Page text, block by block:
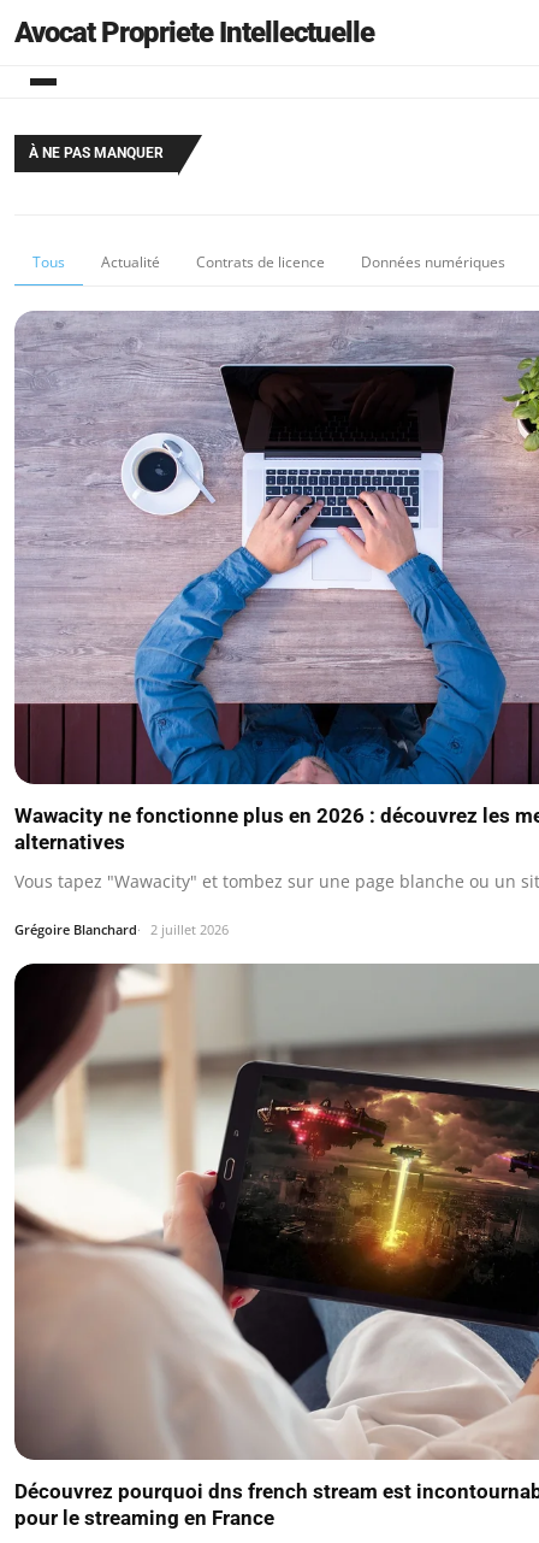
Avocat Propriete Intellectuelle
À NE PAS MANQUER
Tous Actualité Contrats de licence Données numériques
Wawacity ne fonctionne plus en 2026 : découvrez les
alternatives
Vous tapez "Wawacity" et tombez sur une page blanche ou un
Grégoire Blanchard 2 juillet 2026
Découvrez pourquoi dns french stream est
pour le streaming en France